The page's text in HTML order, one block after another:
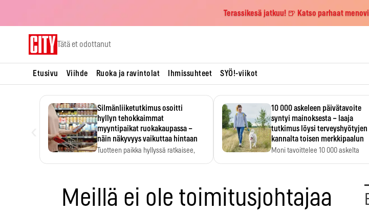
Terassikesä jatkuu! 🍺 Katso parhaat
Tätä et odottanut
Etusivu Viihde Ruoka ja ravintolat Ihmissuhteet SYÖ!-viikot
Silmänliiketutkimus osoitti
hyllyn tehokkaimmat
myyntipaikat ruokakaupassa –
näin näkyvyys vaikuttaa hintaan
Tuotteen paikka hyllyssä ratkaisee,
10 000 askeleen päivätavoite
syntyi mainoksesta – laaja
tutkimus löysi terveyshyötyjen
kannalta toisen merkkipaalun
Moni tavoittelee 10 000 askelta
Meillä ei ole toimitusjohtajaa